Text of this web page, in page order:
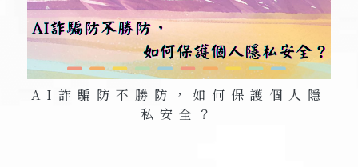
AI 詐騙防不勝防，如何保護個人隱
私安全？